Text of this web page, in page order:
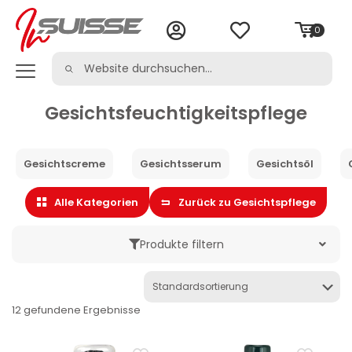
0
Gesichtsfeuchtigkeitspflege
Gesichtscreme Gesichtsserum Gesichtsöl
Alle Kategorien Zurück zu Gesichtspflege
Produkte filtern
12 gefundene Ergebnisse